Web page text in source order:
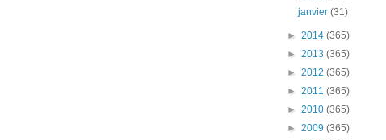
janvier(31)
► 2014 (365)
► 2013 (365)
► 2012 (365)
► 2011 (365)
► 2010 (365)
► 2009 (365)